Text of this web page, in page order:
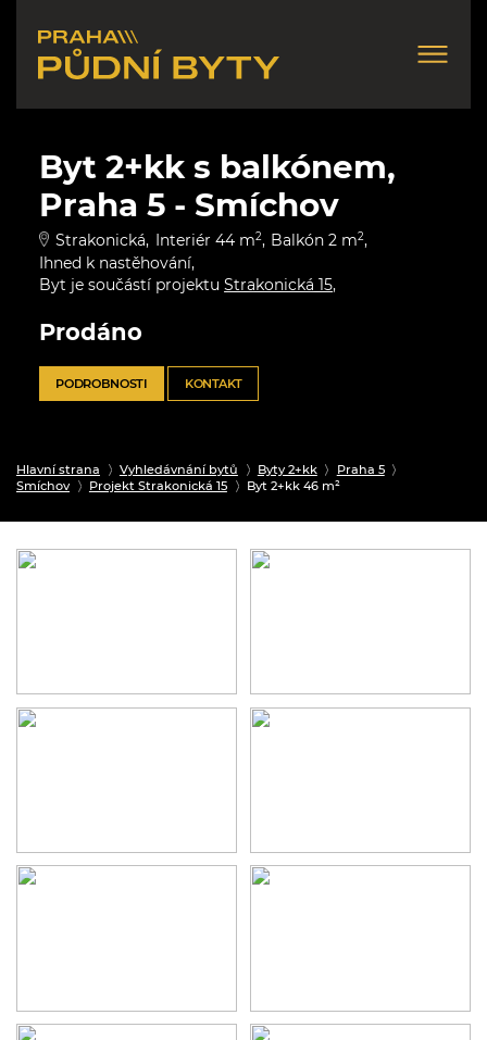
Hlavní strana Vyhledávnání bytů Byty 2+kk
Praha 5
Smíchov
Projekt Strakonická 15 Byt 2+kk 46 m²
Byt 2+kk s balkónem,
Praha 5 - Smíchov
Strakonická Interiér 44 m2 Balkón 2 m2
Ihned k nastěhování
Byt je součástí projektu Strakonická 15
Prodáno
PODROBNOSTI KONTAKT